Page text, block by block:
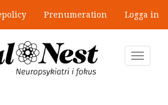
Prenumeration Logga in
Toggle
gick bra – just därför togs
bort”